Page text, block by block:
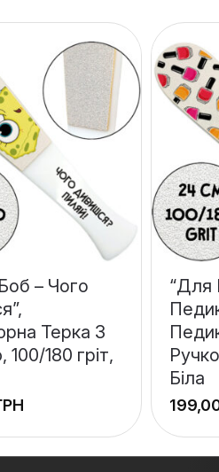
– Чого
Терка З
100/180 гріт,
“Для
Біла